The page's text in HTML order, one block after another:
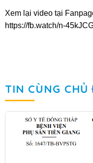
Xem lại video tại
https://fb.watch/n-
TIN CÙNG CHỦ